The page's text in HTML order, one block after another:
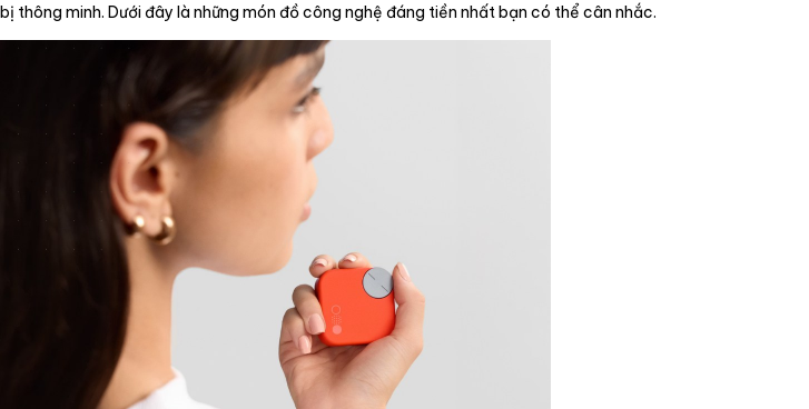
bị thông minh. Dưới đây là những món đồ công nghệ đáng tiền nhất bạn có thể cân nhắc.